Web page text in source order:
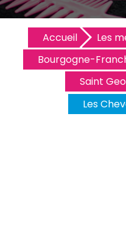
Accueil
Les
Bourgogne-
Saint
Les